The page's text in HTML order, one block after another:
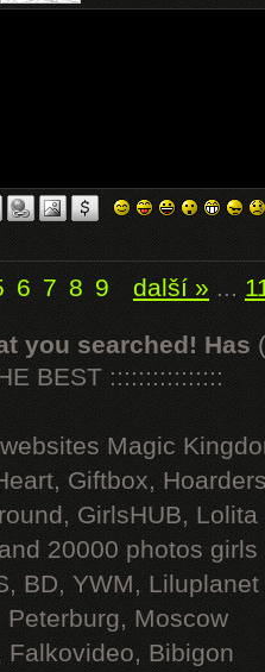
6 7 8 9 další » ...
you searched! Has
BEST ::::::::::::::::
Magic
Giftbox,
GirlsHUB, Lolita
20000 photos
BD, YWM, Liluplanet
Moscow
Falkovideo, Bibigon